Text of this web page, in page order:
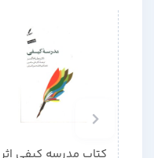
کتاب مدرسه کیفی اثر